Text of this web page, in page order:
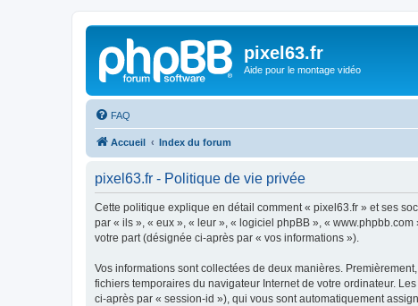
pixel63.fr
Aide pour le montage vidéo
FAQ
Accueil Index du forum
pixel63.fr - Politique de vie privée
Cette politique explique en détail comment « pixel63.fr » et ses
par « ils », « eux », « leur », « logiciel phpBB », «
votre part (désignée ci-après par « vos informations »).
Vos informations sont collectées de deux manières.
fichiers temporaires du navigateur Internet de votre ordinateur.
ci-après par « session-id »), qui vous sont automatiquement